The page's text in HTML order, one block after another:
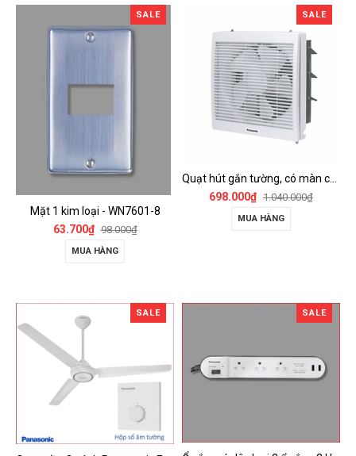
SALE
Mặt 1 kim loại - WN7601-8
63.700₫ 98.000₫
MUA HÀNG
SALE
698.000₫ 1.040.000₫
MUA HÀNG
SALE SALE